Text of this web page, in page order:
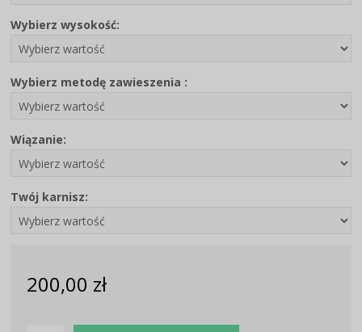
Wybierz wysokość:
Wybierz metodę zawieszenia :
Wiązanie:
Twój karnisz:
200,00 zł